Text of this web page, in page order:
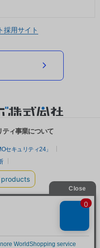
採用サイト
ティ事業について
セキュリティ24」
byイエラエ）